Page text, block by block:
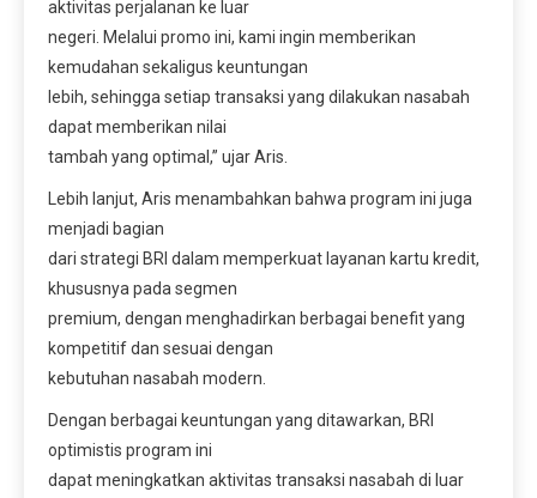
aktivitas perjalanan ke luar
negeri. Melalui promo ini, kami ingin memberikan
kemudahan sekaligus keuntungan
lebih, sehingga setiap transaksi yang dilakukan nasabah
dapat memberikan nilai
tambah yang optimal,” ujar Aris.
Lebih lanjut, Aris menambahkan bahwa program ini juga
menjadi bagian
dari strategi BRI dalam memperkuat layanan kartu kredit,
khususnya pada segmen
premium, dengan menghadirkan berbagai benefit yang
kompetitif dan sesuai dengan
kebutuhan nasabah modern.
Dengan berbagai keuntungan yang ditawarkan, BRI
optimistis program ini
dapat meningkatkan aktivitas transaksi nasabah di luar